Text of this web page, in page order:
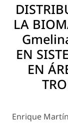
LA
EN
EN
Enrique